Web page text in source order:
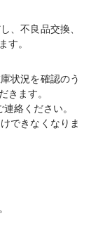
、不良品交換、
す。
状況を確認のう
きます。
絡ください。
できなくなりま